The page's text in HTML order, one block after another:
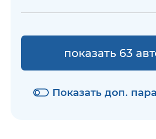
Показать доп.
показать 63